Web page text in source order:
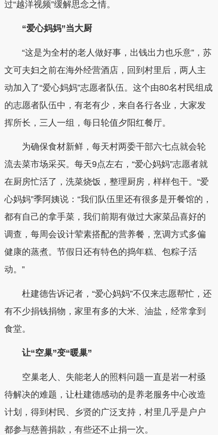
过“越洋视频”缓解思念之情。
“爱心妈妈”当大厨
“这是为全村的老人做好事，出钱出力也乐意”，苏
文可夫妇之前在海外经营酒店，回到村里后，两人主
动加入了“爱心妈妈”志愿者队伍。这个由80名村民组成
的志愿者队伍中，有老有少，来自各行各业，大家发
挥所长，三人一组，每日轮值夕阳红餐厅。
为确保食材新鲜，每天村两委干部六七点就会轮
流去菜市场采买。每天9点左右，“爱心妈妈”志愿者就
在厨房忙活了，洗菜烧饭，整理厨房，样样包干。“爱
心妈妈”季阿姨说：“我们队伍里还有很多是开餐馆的，
都有自己的拿手菜，我们前期有做过大家菜品喜好的
调查，每周会设计荤素搭配的营养餐，烹调方式多偏
健康的蒸煮。节假日还有特色的捣年糕、包粽子活
动。”
杜建德告诉记者，“爱心妈妈”不仅来志愿帮忙，还
有不少捐钱捐物，家里有多的大米、油盐，经常拿到
食堂。
让“空巢”变“暖巢”
空巢老人、失能老人的照料问题一直是岩一村亟
待解决的难题，让杜建德感动的是养老服务中心改造
计划，得到村民、乡贤的广泛支持，村里几乎是户户
都参与慈善捐款，有些还不止捐一次。